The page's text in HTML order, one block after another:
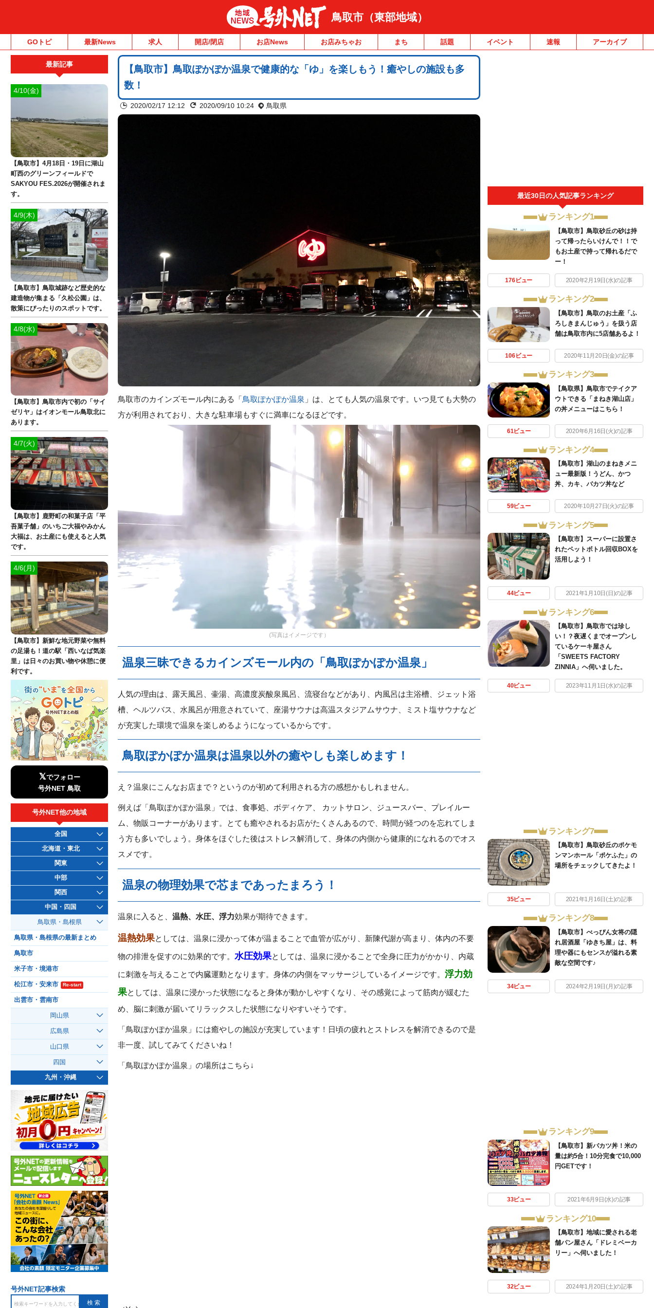
鳥取市（東部地域）
GOトピ 最新News 求人 開店/閉店 お店News お店みちゃお まち 話題 イベント 速報 アーカイブ
【鳥取市】鳥取ぽかぽか温泉で健康的な「ゆ」を楽しもう！癒やしの施設も多
数！
2020/02/17 12:12 2020/09/10 10:24 鳥取県
鳥取市のカインズモール内にある「鳥取ぽかぽか温泉 」は、とても人気の温泉です。いつ見ても大勢の
方が利用されており、大きな駐車場もすぐに満車になるほどです。
(写真はイメージです）
温泉三昧できるカインズモール内の「鳥取ぽかぽか温泉」
人気の理由は、露天風呂、壷湯、高濃度炭酸泉風呂、流寝台などがあり、内風呂は主浴槽、ジェット浴
槽、ヘルツバス、水風呂が用意されていて、座湯サウナは高温スタジアムサウナ、ミスト塩サウナなど
が充実した環境で温泉を楽しめるようになっているからです。
鳥取ぽかぽか温泉は温泉以外の癒やしも楽しめます！
え？温泉にこんなお店まで？というのが初めて利用される方の感想かもしれません。
例えば「鳥取ぽかぽか温泉」では、食事処、ボディケア、 カットサロン、ジュースバー、プレイルー
ム、物販コーナーがあります。とても癒やされるお店がたくさんあるので、時間が経つのを忘れてしま
う方も多いでしょう。身体をほぐした後はストレス解消して、身体の内側から健康的になれるのでオス
スメです。
温泉の物理効果で芯まであったまろう！
温泉に入ると、 温熱、水圧、浮力効果が期待できます。
温熱効果としては、温泉に浸かって体が温まることで血管が広がり、新陳代謝が高まり、体内の不要
物の排泄を促すのに効果的です。 水圧効果としては、温泉に浸かることで全身に圧力がかかり、内蔵
に刺激を与えることで内臓運動となります。身体の内側をマッサージしているイメージです。 浮力効
果としては、温泉に浸かった状態になると身体が動かしやすくなり、その感覚によって筋肉が緩むた
め、脳に刺激が届いてリラックスした状態になりやすいそうです。
「鳥取ぽかぽか温泉」には癒やしの施設が充実しています！日頃の疲れとストレスを解消できるので是
非一度、試してみてくださいね！
「鳥取ぽかぽか温泉」の場所はこちら↓
最近30日の人気記事ランキング
ランキング1
【鳥取市】鳥取砂丘の砂は持
って帰ったらいけんで！！で
もお土産で持って帰れるだで
ー！
176ビュー 2020年2月19日(水)の記事
ランキング2
【鳥取市】鳥取のお土産「ふ
ろしきまんじゅう」を扱う店
舗は鳥取市内に5店舗あるよ！
106ビュー 2020年11月20日(金)の記事
ランキング3
【鳥取県】鳥取市でテイクア
ウトできる「まねき湖山店」
の丼メニューはこちら！
61ビュー 2020年6月16日(火)の記事
ランキング4
【鳥取市】湖山のまねきメニ
ュー最新版！うどん、かつ
丼、カキ、バカツ丼など
59ビュー 2020年10月27日(火)の記事
ランキング5
【鳥取市】スーパーに設置さ
れたペットボトル回収BOXを
活用しよう！
44ビュー 2021年1月10日(日)の記事
ランキング6
【鳥取市】鳥取市では珍し
い！？夜遅くまでオープンし
ているケーキ屋さん
「SWEETS FACTORY
ZINNIA」へ伺いました。
40ビュー 2023年11月1日(水)の記事
ランキング7
【鳥取市】鳥取砂丘のポケモ
ンマンホール「ポケふた」の
場所をチェックしてきたよ！
35ビュー 2021年1月16日(土)の記事
ランキング8
【鳥取市】べっぴん女将の隠
れ居酒屋「ゆきち屋」は、料
理や器にもセンスが溢れる素
敵な空間です♪
34ビュー 2024年2月19日(月)の記事
ランキング9
【鳥取市】新バカツ丼！米の
量は約5合！10分完食で10,000
円GETです！
33ビュー 2021年6月9日(水)の記事
ランキング10
【鳥取市】地域に愛される老
舗パン屋さん「ドレミベーカ
リー」へ伺いました！
32ビュー 2024年1月20日(土)の記事
最新記事
4/10(金)
【鳥取市】4月18日・19日に湖山
町西のグリーンフィールドで
SAKYOU FES.2026が開催されま
す。
4/9(木)
【鳥取市】鳥取城跡など歴史的な
建造物が集まる「久松公園」は、
散策にぴったりのスポットです。
4/8(水)
【鳥取市】鳥取市内で初の「サイ
ゼリヤ」はイオンモール鳥取北に
あります。
4/7(火)
【鳥取市】鹿野町の和菓子店「平
吾菓子舗」のいちご大福やみかん
大福は、お土産にも使えると人気
です。
4/6(月)
【鳥取市】新鮮な地元野菜や無料
の足湯も！道の駅「西いなば気楽
里」は日々のお買い物や休憩に便
利です。
𝕏でフォロー
号外NET 鳥取
号外NET他の地域
全国
北海道・東北
関東
中部
関西
中国・四国
鳥取県・島根県
鳥取県・島根県の最新まとめ
鳥取市
米子市・境港市
松江市・安来市 Re-start
出雲市・雲南市
岡山県
広島県
山口県
四国
九州・沖縄
号外NET記事検索